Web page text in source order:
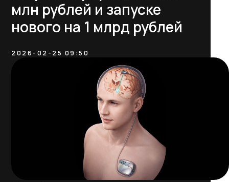
млн рублей и запуске
нового на 1 млрд рублей
2026-02-25 09:50